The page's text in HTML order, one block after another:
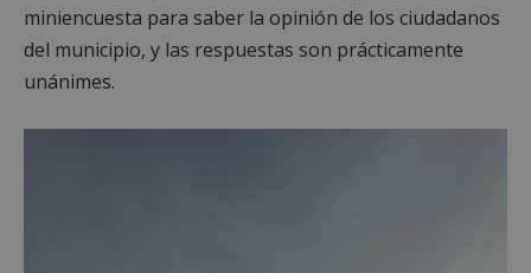
miniencuesta para saber la opinión de los ciudadanos
del municipio, y las respuestas son prácticamente
unánimes.